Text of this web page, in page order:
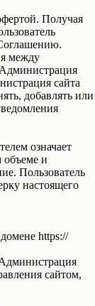
Получая
между
сайта
добавлять или
означает
объеме и
Пользователь
настоящего
https://
сайтом,